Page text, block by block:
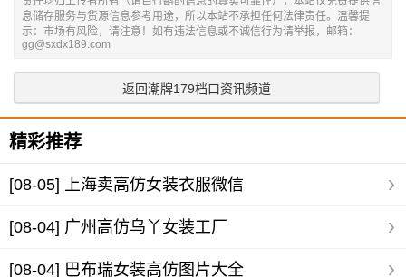
息储存服务与货源信息参考用途，所以本站不承担任何法律责任。温馨提
示：市场有风险，请注意！如有违法信息或不诚信行为请举报，邮箱：
gg@sxdx189.com
返回潮牌179档口资讯频道
精彩推荐
[08-05] 上海卖高仿女装衣服微信
[08-04] 广州高仿乌丫女装工厂
[08-04] 巴布瑞女装高仿图片大全